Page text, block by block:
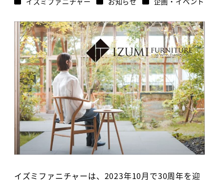
イズミファニチャーは、2023年10月で30周年を迎